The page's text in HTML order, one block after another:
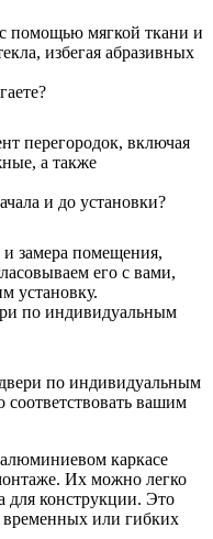
помощью мягкой ткани и
избегая абразивных
перегородок, включая
а также
и до установки?
и замера помещения,
его с вами,
установку.
по индивидуальным
по индивидуальным
соответствовать вашим
каркасе
Их можно легко
для конструкции. Это
временных или гибких